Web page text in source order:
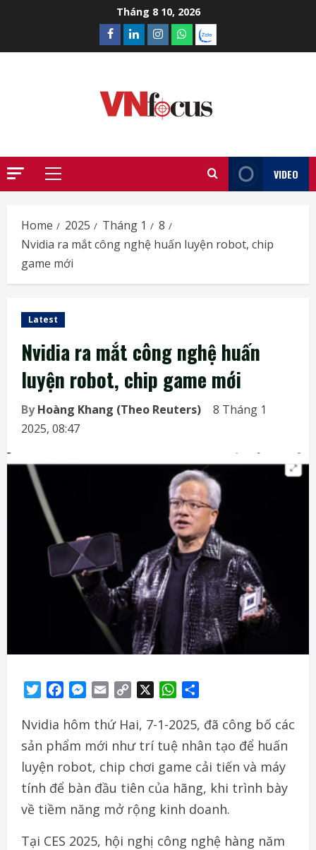
Tháng 8 10, 2026
Facebook
LinkedinInstagram
What’sapp
Zalo
Primary
VIDEO
Home 2025 Tháng 1
8
Nvidia ra mắt công nghệ huấn luyện robot, chip
game mới
Latest
Nvidia ra mắt công nghệ huấn
luyện robot, chip game mới
ByHoàng Khang (Theo Reuters)
8 Tháng 1
2025, 08:47
TwitterFacebookMessenger
Email
Copy
WhatsApp
Nvidia hôm thứ Hai, 7-1-2025, đã công bố các
sản phẩm mới như trí tuệ nhân tạo để huấn
luyện robot, chip chơi game cải tiến và máy
tính để bàn đầu tiên của hãng, khi trình bày
về tiềm năng mở rộng kinh doanh.
Tại CES 2025, hội nghị công nghệ hàng năm